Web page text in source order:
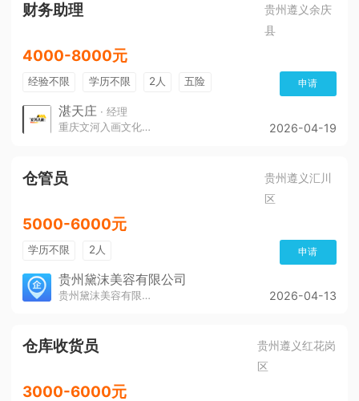
财务助理
贵州遵义余庆
县
4000-8000元
经验不限 学历不限 2人
五险
带薪年假
年终奖
年底双薪
申请
湛天庄 · 经理
重庆文河入画文化传播责任有限公司
2026-04-19
仓管员
贵州遵义汇川
区
5000-6000元
学历不限 2人 申请
贵州黛沫美容有限公司
贵州黛沫美容有限公司 2026-04-13
仓库收货员
贵州遵义红花岗
区
3000-6000元